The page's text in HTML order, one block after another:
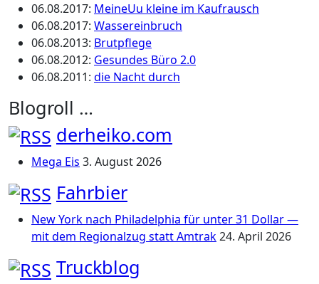
06.08.2017: MeineUu kleine im Kaufrausch
06.08.2017: Wassereinbruch
06.08.2013: Brutpflege
06.08.2012: Gesundes Büro 2.0
06.08.2011: die Nacht durch
Blogroll …
derheiko.com
Mega Eis 3. August 2026
Fahrbier
New York nach Philadelphia für unter 31 Dollar —
mit dem Regionalzug statt Amtrak24. April 2026
Truckblog